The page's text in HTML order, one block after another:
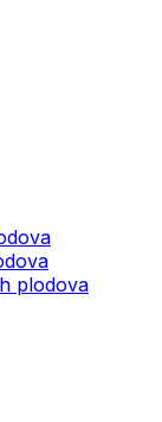
plodova